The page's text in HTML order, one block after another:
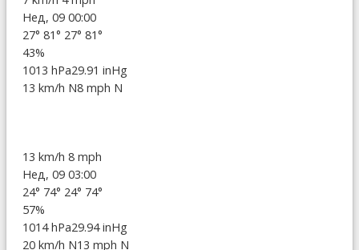
Нед, 09 00:00
27° 81° 27° 81°
43%
1013 hPa29.91 inHg
13 km/h N8 mph N
13 km/h 8 mph
Нед, 09 03:00
24° 74° 24° 74°
57%
1014 hPa29.94 inHg
20 km/h N13 mph N